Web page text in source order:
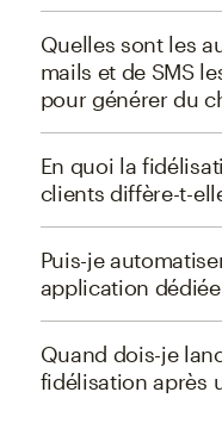
Quelles sont les
mails et de SMS
pour générer du
En quoi la
clients diffère-t-
Puis-je
application
Quand dois-je
fidélisation après